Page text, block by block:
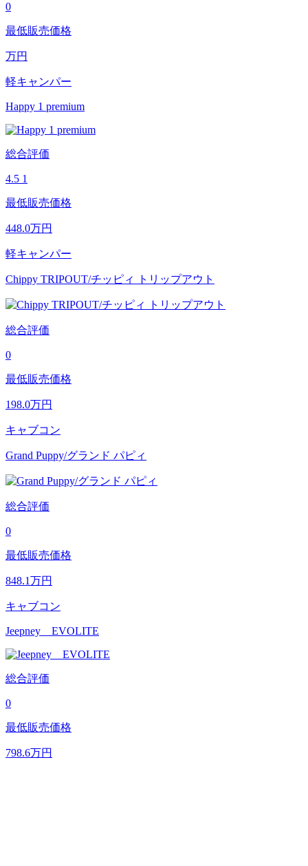
0
最低販売価格
万円
軽キャンパー
Happy 1 premium
総合評価
4.5 1
最低販売価格
448.0万円
軽キャンパー
Chippy TRIPOUT/チッピィ トリップアウト
総合評価
0
最低販売価格
198.0万円
キャブコン
Grand Puppy/グランド パピィ
総合評価
0
最低販売価格
848.1万円
キャブコン
Jeepney EVOLITE
総合評価
0
最低販売価格
798.6万円